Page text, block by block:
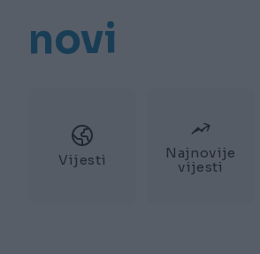
novi
Vijesti
Najnovije
vijesti